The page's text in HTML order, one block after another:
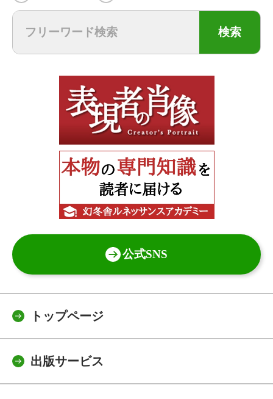
検索
公式SNS
トップページ
出版サービス